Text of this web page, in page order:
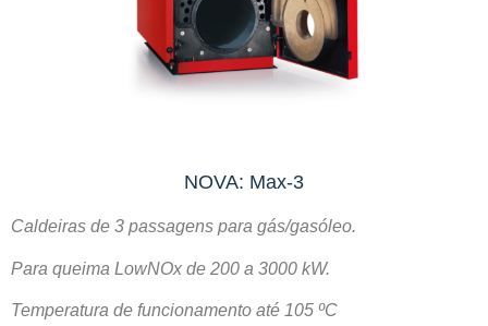
NOVA: Max-3
Caldeiras de 3 passagens para gás/gasóleo.
Para queima LowNOx de 200 a 3000 kW.
Temperatura de funcionamento até 105 ºC